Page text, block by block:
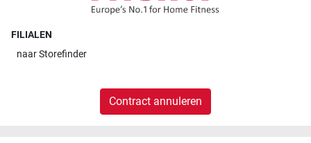
FILIALEN
naarStorefinder
Contract annuleren